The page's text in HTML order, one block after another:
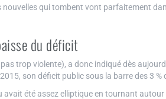
nouvelles qui tombent vont parfaitement
du déficit
trop violente), a donc indiqué dès
son déficit public sous la barre des 3 %
avait été assez elliptique en tournant